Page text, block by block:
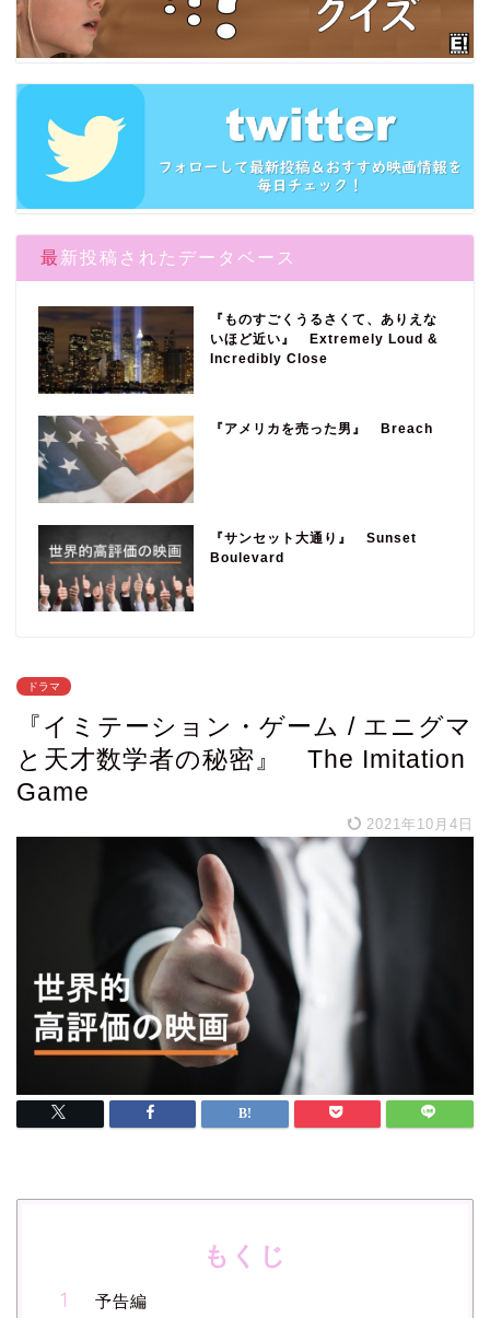
最新投稿されたデータベース
『ものすごくうるさくて、ありえな
いほど近い』 Extremely Loud &
Incredibly Close
『アメリカを売った男』 Breach
『サンセット大通り』 Sunset
Boulevard
ドラマ
『イミテーション・ゲーム / エニグマ
と天才数学者の秘密』 The Imitation
Game
2021年10月4日
もくじ
予告編